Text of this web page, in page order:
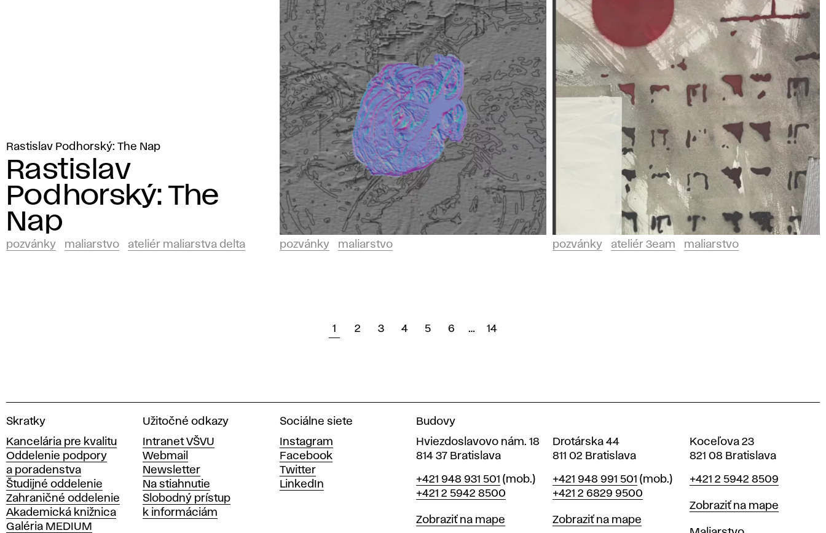
Rastislav Podhorský: The Nap
Rastislav
Podhorský: The
Nap
pozvánky maliarstvo ateliér maliarstva delta pozvánky maliarstvo pozvánky ateliér 3eam maliarstvo
1 2 3 4 5 6 … 14
V
s
o
k
á
š
k
o
Skratky
Kancelária pre kvalitu
Oddelenie podpory
a poradenstva
Študijné oddelenie
Zahraničné oddelenie
Akademická knižnica
Galéria MEDIUM
Užitočné odkazy
Intranet VŠVU
Webmail
Newsletter
Na stiahnutie
Slobodný prístup
k informáciám
Sociálne siete
Instagram
Facebook
Twitter
LinkedIn
Budovy
Hviezdoslavovo nám. 18
814 37 Bratislava
Telefón
+421 948 931 501 (mob.)
+421 2 5942 8500
Mapa
Zobraziť na mape
Drotárska 44
811 02 Bratislava
Telefón
+421 948 991 501 (mob.)
+421 2 6829 9500
Mapa
Zobraziť na mape
Koceľova 23
821 08 Bratislava
Telefón
+421 2 5942 8509
Mapa
Zobraziť na mape